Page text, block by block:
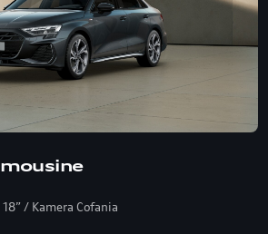
/ Kamera Cofania